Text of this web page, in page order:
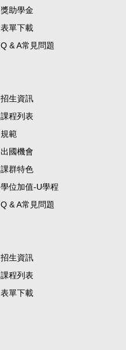
獎助學金
表單下載
Q & A常見問題
招生資訊
課程列表
規範
出國機會
課群特色
學位加值-U學程
Q & A常見問題
招生資訊
課程列表
表單下載